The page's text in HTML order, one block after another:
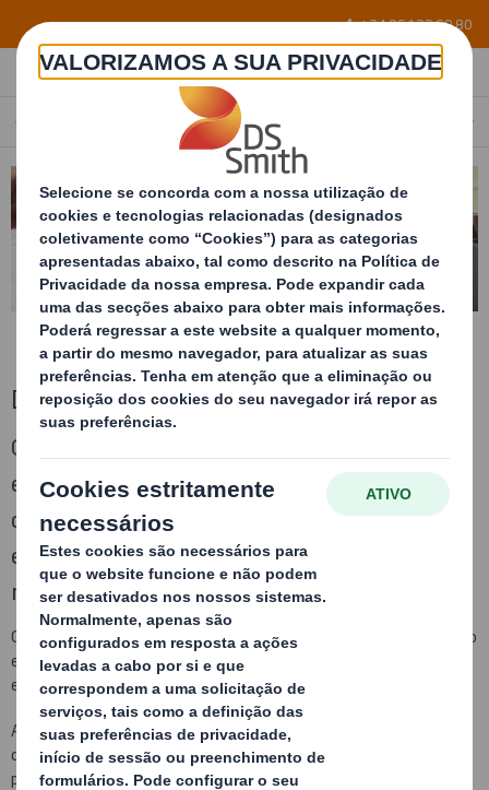
Skip to main content
DEPARTAMENTO DE DESENVOLVIMIENTO
+34 96 122 60 80
PT
Departamento de desenvolvimiento
Contamos com um centro de I&D+i localizado
em Valencia altamente qualificado e com anos
de experiência em desenho de soluções de
embalagem sob medida e produzidas em
multimateriais
O Centro agrupa as atividades de Investigação & Desenvolvimento
e Inovação. Coordena a pesquisa de novos materiais de
embalagem, novas aplicações e novos processos de fabricação.
Além disso, dá apoio ao restante de plantas, tanto em matéria de
desenho como no desenvolvimento de produtos, realização de
protótipos, testes de embalagem…